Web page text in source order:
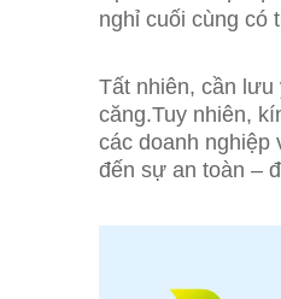
nghỉ cuối cùng có
Tất nhiên, cần
căng.Tuy nhiên,
các doanh nghiệp
đến sự an toàn –